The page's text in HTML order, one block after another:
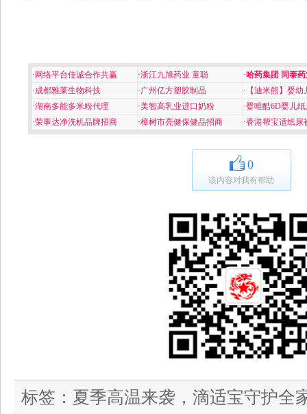
· 网络平台佳诚合作共赢 ·浙江九旭药业 童聪 ·哈药集团 同泰
·成都雅莱生物科技 ·广州亿方塑胶制品 · 【迪米熊】婴幼
·湖南多能多米粉代理 ·美智高乳业进口奶粉 ·婴唯酷6D婴儿
·荣事达净洗机品牌招商 ·樟树市亮健保健品招商 ·香港帮宝适纸尿
0
该内容对我有帮助
标签： 夏季高温来袭，滴适宝守护全